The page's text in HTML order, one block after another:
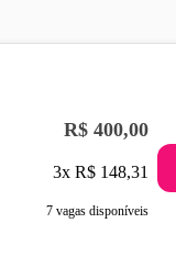
R$ 400,00
3x R$ 148,31
7 vagas disponíveis